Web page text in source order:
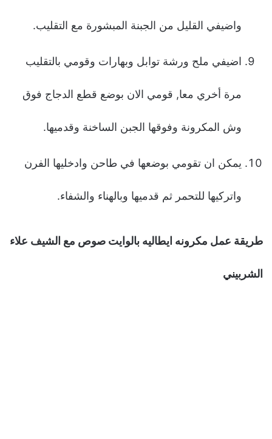
واضيفي القليل من الجبنة المبشورة مع التقليب.
اضيفي ملح ورشة توابل وبهارات وقومي بالتقليب
مرة أخري معا, قومي الان بوضع قطع الدجاج فوق
وش المكرونة وفوقها الجبن الساخنة وقدميها.
يمكن ان تقومي بوضعها في طاحن وادخليها الفرن
واتركيها للتحمر ثم قدميها وبالهناء والشفاء.
طريقة عمل مكرونه ايطاليه بالوايت صوص مع الشيف علاء
الشربيني